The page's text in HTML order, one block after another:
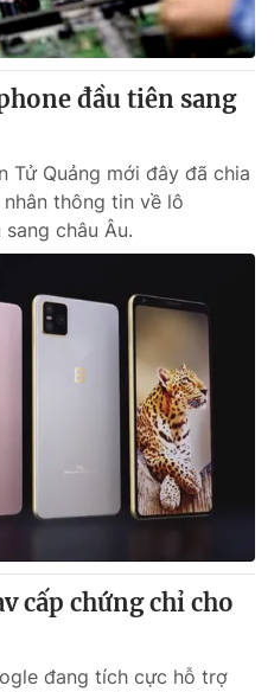
đầu tiên sang
Tử Quảng mới đây đã chia
thông tin về lô
châu Âu.
cấp chứng chỉ cho
đang tích cực hỗ trợ